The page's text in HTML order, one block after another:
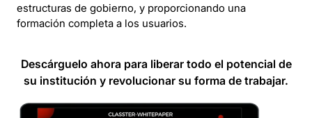
estructuras de gobierno, y proporcionando una
formación completa a los usuarios.
Descárguelo ahora para liberar todo el potencial de
su institución y revolucionar su forma de trabajar.